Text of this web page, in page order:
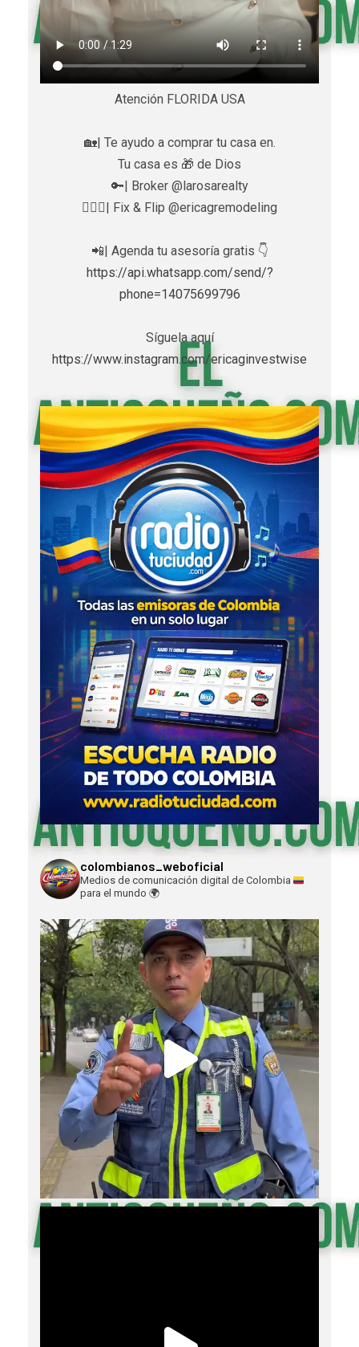
Atención FLORIDA USA
🏡| Te ayudo a comprar tu casa en.
Tu casa es 🎁 de Dios
🔑| Broker @larosarealty
👷🏼‍♀️| Fix & Flip @ericagremodeling
📲| Agenda tu asesoría gratis 👇
https://api.whatsapp.com/send/?
phone=14075699796
Síguela aquí
https://www.instagram.com/ericaginvestwise
colombianos_weboficial
Medios de comunicación digital de Colombia
para el mundo 🌍